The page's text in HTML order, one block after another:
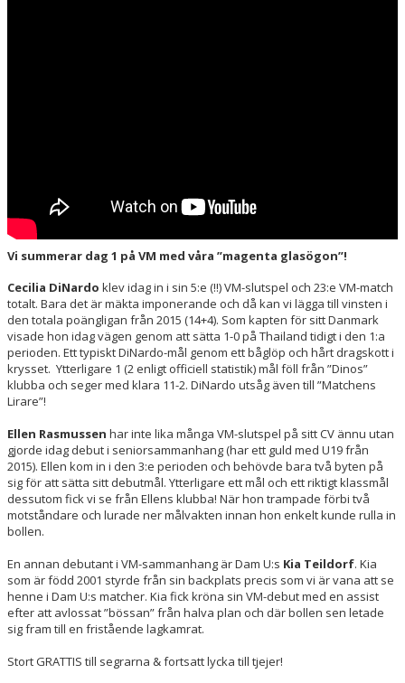
Vi summerar dag 1 på VM med våra ”magenta glasögon”!
Cecilia DiNardo klev idag in i sin 5:e (!!) VM-slutspel och 23:e VM-match
totalt. Bara det är mäkta imponerande och då kan vi lägga till vinsten i
den totala poängligan från 2015 (14+4). Som kapten för sitt Danmark
visade hon idag vägen genom att sätta 1-0 på Thailand tidigt i den 1:a
perioden. Ett typiskt DiNardo-mål genom ett båglöp och hårt dragskott i
krysset. Ytterligare 1 (2 enligt officiell statistik) mål föll från ”Dinos”
klubba och seger med klara 11-2. DiNardo utsåg även till ”Matchens
Lirare”!
Ellen Rasmussen har inte lika många VM-slutspel på sitt CV ännu utan
gjorde idag debut i seniorsammanhang (har ett guld med U19 från
2015). Ellen kom in i den 3:e perioden och behövde bara två byten på
sig för att sätta sitt debutmål. Ytterligare ett mål och ett riktigt klassmål
dessutom fick vi se från Ellens klubba! När hon trampade förbi två
motståndare och lurade ner målvakten innan hon enkelt kunde rulla in
bollen.
En annan debutant i VM-sammanhang är Dam U:s Kia Teildorf. Kia
som är född 2001 styrde från sin backplats precis som vi är vana att se
henne i Dam U:s matcher. Kia fick kröna sin VM-debut med en assist
efter att avlossat ”bössan” från halva plan och där bollen sen letade
sig fram till en fristående lagkamrat.
Stort GRATTIS till segrarna & fortsatt lycka till tjejer!